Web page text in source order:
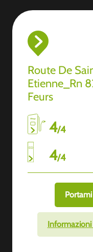
Route De
Etienne_Rn
Feurs
4/4
4/4